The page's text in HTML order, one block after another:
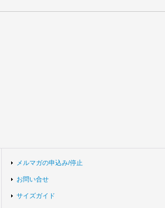
メルマガの申込み/停止
お問い合せ
サイズガイド